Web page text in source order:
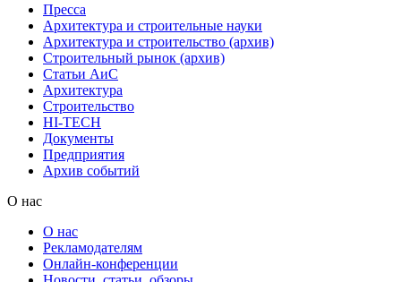
Пресса
Архитектура и строительные науки
Архитектура и строительство (архив)
Строительный рынок (архив)
Статьи АиС
Архитектура
Строительство
HI-TECH
Документы
Предприятия
Архив событий
О нас
О нас
Рекламодателям
Онлайн-конференции